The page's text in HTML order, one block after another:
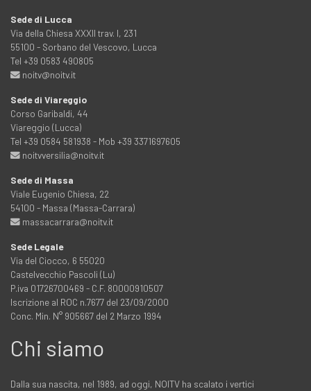
Sede di Lucca
Via della Chiesa XXXII trav. I, 231
55100 - Sorbano del Vescovo, Lucca
Tel +39 0583 490805
noitv@noitv.it
Sede di Viareggio
Corso Garibaldi, 44
Viareggio (Lucca)
Tel +39 0584 581938 - Mob +39 3371697605
noitvversilia@noitv.it
Sede di Massa
Viale Eugenio Chiesa, 22
54100 - Massa (Massa-Carrara)
massacarrara@noitv.it
Sede Legale
Via del Ciocco, 6 55020
Castelvecchio Pascoli (Lu)
P.iva 01726700469 - C.F. 80000910507
Iscrizione al ROC n.7677 del 23/09/2000
Conc. Min. N° 905667 del 2 Marzo 1994
Chi siamo
Dalla sua nascita, nel 1989, ad oggi, NOITV ha scalato i vertici